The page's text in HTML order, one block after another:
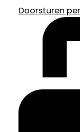
Doorsturen